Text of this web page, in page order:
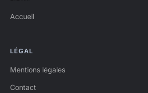
Accueil
LÉGAL
Mentions légales
Contact